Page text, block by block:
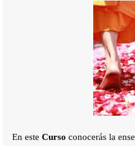
En esteCurso conocerás la